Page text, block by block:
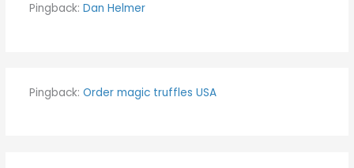
Pingback: Dan Helmer
Pingback: Order magic truffles USA